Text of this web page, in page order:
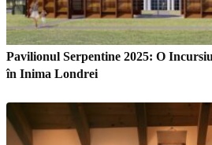
Pavilionul Serpentine 2025: O
în Inima Londrei